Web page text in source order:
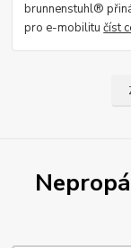
brunnenstuhl®
pro e-mobilitučíst